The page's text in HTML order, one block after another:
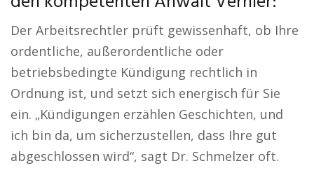
Der Arbeitsrechtler prüft gewissenhaft, ob Ihre
ordentliche, außerordentliche oder
betriebsbedingte Kündigung rechtlich in
Ordnung ist, und setzt sich energisch für Sie
ein. „Kündigungen erzählen Geschichten, und
ich bin da, um sicherzustellen, dass Ihre gut
abgeschlossen wird“, sagt Dr. Schmelzer oft.